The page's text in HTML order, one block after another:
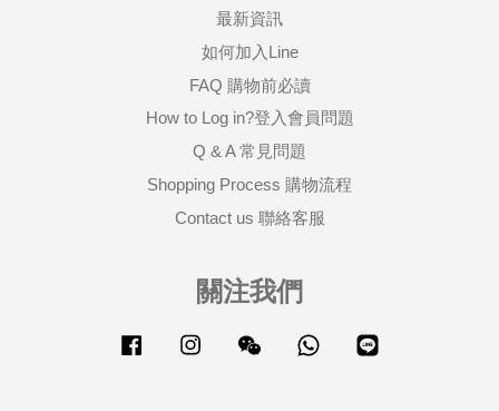
最新資訊
如何加入Line
FAQ 購物前必讀
How to Log in?登入會員問題
Q & A 常見問題
Shopping Process 購物流程
Contact us 聯絡客服
關注我們
Facebook Instagram Wechat Whatsapp